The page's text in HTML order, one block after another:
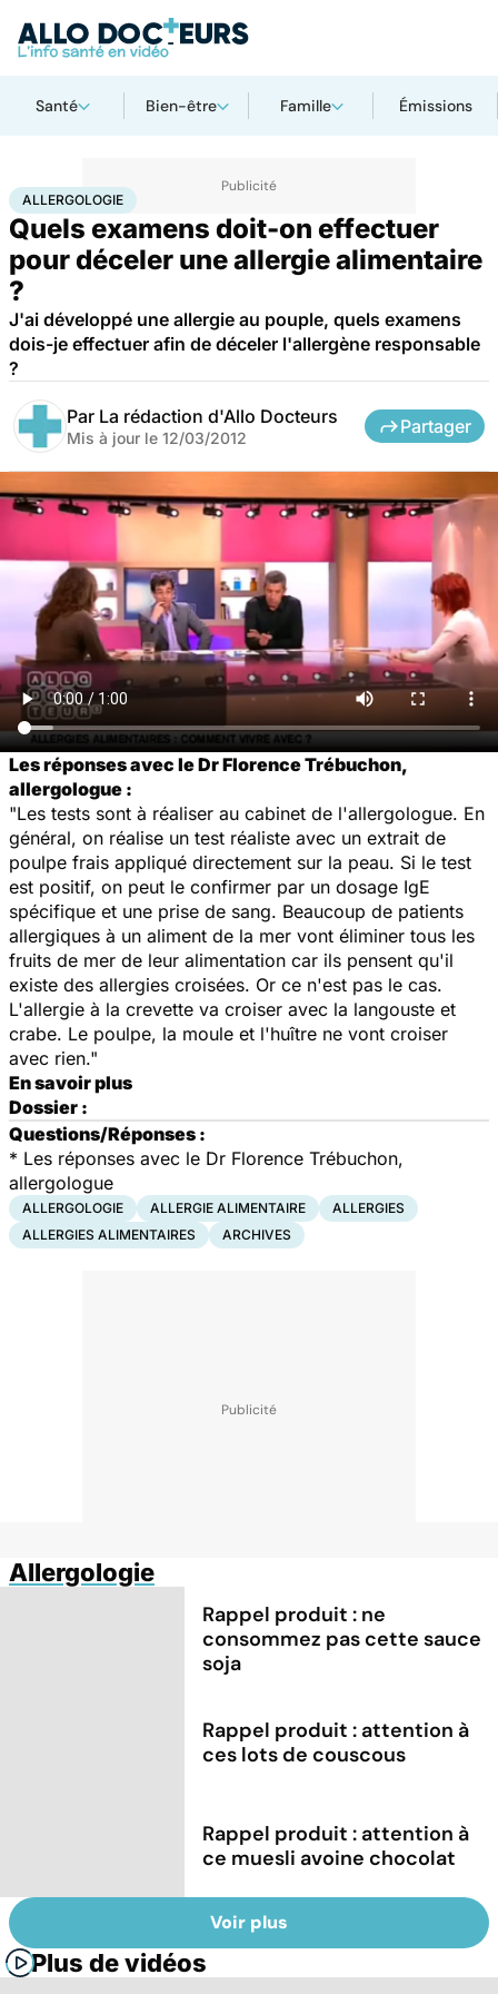
Santé Bien-être Famille Émissions
AccueilSantéMaladies Allergologie
ALLERGOLOGIE
Quels examens doit-on effectuer
pour déceler une allergie alimentaire
?
J'ai développé une allergie au pouple, quels examens
dois-je effectuer afin de déceler l'allergène responsable
?
Par La rédaction d'Allo Docteurs
Mis à jour le 12/03/2012
Partager
Les réponses avec le Dr Florence Trébuchon,
allergologue :
"Les tests sont à réaliser au cabinet de l'allergologue. En
général, on réalise un test réaliste avec un extrait de
poulpe frais appliqué directement sur la peau. Si le test
est positif, on peut le confirmer par un dosage IgE
spécifique et une prise de sang. Beaucoup de patients
allergiques à un aliment de la mer vont éliminer tous les
fruits de mer de leur alimentation car ils pensent qu'il
existe des allergies croisées. Or ce n'est pas le cas.
L'allergie à la crevette va croiser avec la langouste et
crabe. Le poulpe, la moule et l'huître ne vont croiser
avec rien."
En savoir plus
Dossier :
Questions/Réponses :
* Les réponses avec le Dr Florence Trébuchon,
allergologue
ALLERGOLOGIE ALLERGIE ALIMENTAIRE
ALLERGIES
ALLERGIES ALIMENTAIRES
ARCHIVES
Allergologie
Rappel produit : ne
consommez pas cette sauce
soja
Rappel produit : attention à
ces lots de couscous
Rappel produit : attention à
ce muesli avoine chocolat
Voir plus
Plus de vidéos